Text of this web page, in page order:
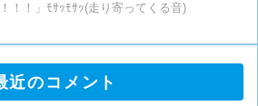
！！」ﾓｻｯﾓｻｯ(走り寄ってくる音)
近のコメント